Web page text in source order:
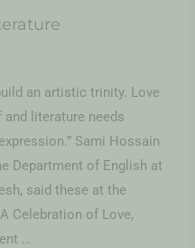
an artistic trinity. Love
literature needs
Sami Hossain
Department of English at
said these at the
Celebration of Love,
…